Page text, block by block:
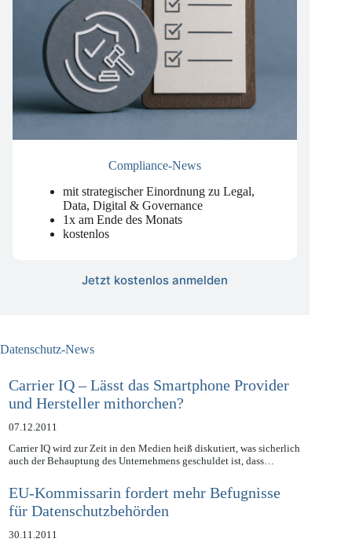
mit strategischer Einordnung zu Legal,
Data, Digital & Governance
1x am Ende des Monats
Carrier IQ – Lässt das Smartphone Provider
und Hersteller mithorchen?
07.12.2011
Carrier IQ wird zur Zeit in den Medien heiß diskutiert, was sicherlich
EU-Kommissarin fordert mehr Befugnisse
für Datenschutzbehörden